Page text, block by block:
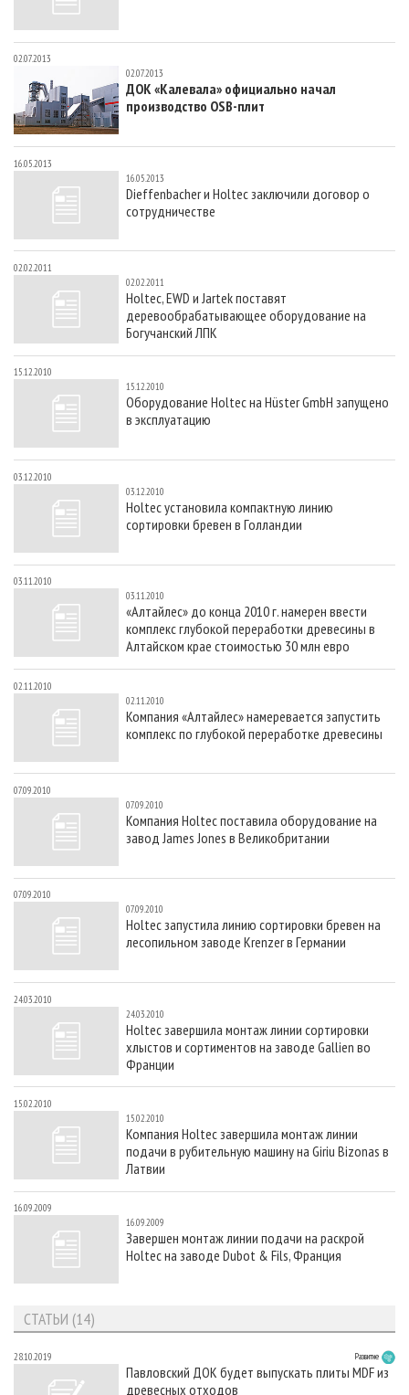
02.07.2013
02.07.2013
ДОК «Калевала» официально начал
производство OSB-плит
16.05.2013
16.05.2013
Dieffenbacher и Holtec заключили договор о
сотрудничестве
02.02.2011
02.02.2011
Holtec, EWD и Jartek поставят
деревообрабатывающее оборудование на
Богучанский ЛПК
15.12.2010
15.12.2010
Оборудование Holtec на Hüster GmbH запущено
в эксплуатацию
03.12.2010
03.12.2010
Holtec установила компактную линию
сортировки бревен в Голландии
03.11.2010
03.11.2010
«Алтайлес» до конца 2010 г. намерен ввести
комплекс глубокой переработки древесины в
Алтайском крае стоимостью 30 млн евро
02.11.2010
02.11.2010
Компания «Алтайлес» намеревается запустить
комплекс по глубокой переработке древесины
07.09.2010
07.09.2010
Компания Holtec поставила оборудование на
завод James Jones в Великобритании
07.09.2010
07.09.2010
Holtec запустила линию сортировки бревен на
лесопильном заводе Krenzer в Германии
24.03.2010
24.03.2010
Holtec завершила монтаж линии сортировки
хлыстов и сортиментов на заводе Gallien во
Франции
15.02.2010
15.02.2010
Компания Holtec завершила монтаж линии
подачи в рубительную машину на Giriu Bizonas в
Латвии
16.09.2009
16.09.2009
Завершен монтаж линии подачи на раскрой
Holtec на заводе Dubot & Fils, Франция
СТАТЬИ (14)
28.10.2019 Развитие
Павловский ДОК будет выпускать плиты MDF из
древесных отходов